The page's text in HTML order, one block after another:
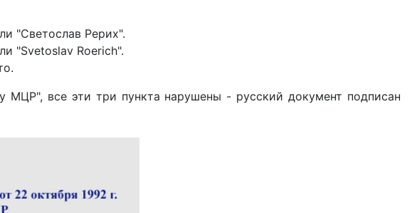
"Светослав Рерих".
"Svetoslav Roerich".
МЦР", все эти три пункта нарушены - русский документ подписан